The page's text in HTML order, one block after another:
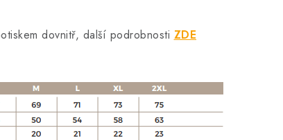
dovnitř, další podrobnosti ZDE